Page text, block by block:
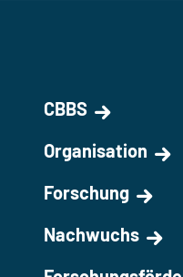
CBBS
Organisation
Forschung
Nachwuchs